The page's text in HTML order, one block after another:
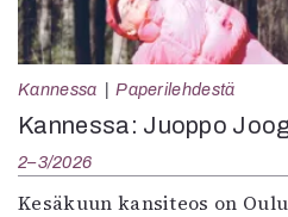
Kannessa Paperilehdestä
Kannessa: Juoppo
2–3/2026
Kesäkuun kansiteos on